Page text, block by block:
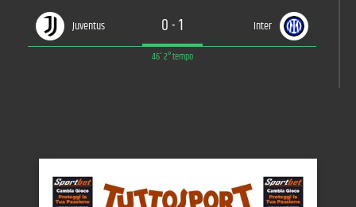
Juventus 0-1 Inter
46' 2° tempo